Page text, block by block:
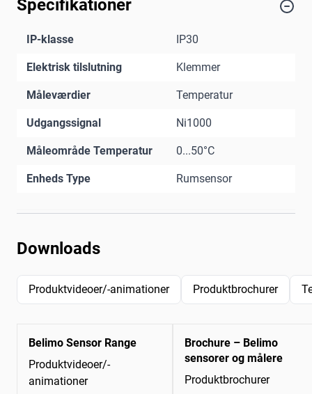
Specifikationer
IP-klasse IP30
Elektrisk tilslutning Klemmer
Måleværdier Temperatur
Udgangssignal Ni1000
Måleområde Temperatur 0...50°C
Enheds Type Rumsensor
Downloads
Produktvideoer/-animationer Produktbrochurer
Belimo Sensor Range
Produktvideoer/-
animationer
Brochure – Belimo
sensorer og målere
Produktbrochurer